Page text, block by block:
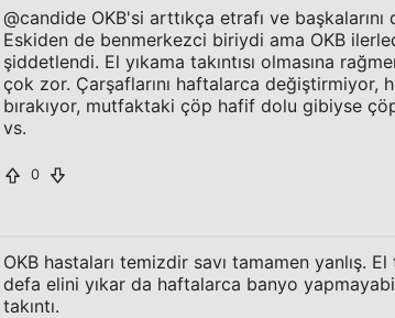
@candide OKB'si arttıkça etrafı ve
Eskiden de benmerkezci biriydi ama OKB
şiddetlendi. El yıkama takıntısı olmasına
çok zor. Çarşaflarını haftalarca değiştirmiyor,
bırakıyor, mutfaktaki çöp hafif dolu gibiyse
vs.
0
OKB hastaları temizdir savı tamamen yanlış.
defa elini yıkar da haftalarca banyo
takıntı.